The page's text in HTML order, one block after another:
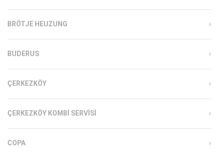
BRÖTJE HEUZUNG
BUDERUS
ÇERKEZKÖY
ÇERKEZKÖY KOMBI SERVISI
COPA